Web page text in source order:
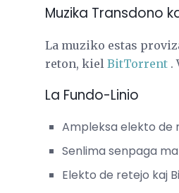
Muzika Transdono
La muziko estas
reton, kiel BitTorrent .
La Fundo-Linio
Ampleksa elekto de
Senlima senpaga
Elekto de retejo kaj